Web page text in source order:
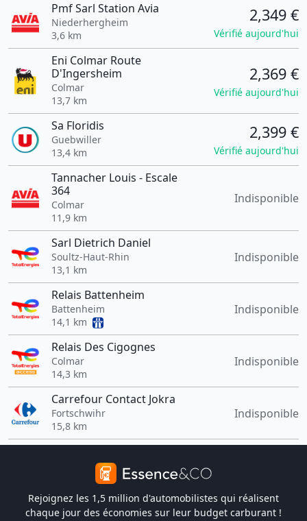
Pmf Sarl Station Avia
Niederhergheim
3,6 km
2,349 €
Vérifié aujourd'hui
Eni Colmar Route
D'Ingersheim
Colmar
13,7 km
2,369 €
Vérifié aujourd'hui
Sa Floridis
Guebwiller
13,4 km
2,399 €
Vérifié aujourd'hui
Tannacher Louis - Escale
364
Colmar
11,9 km
Indisponible
Sarl Dietrich Daniel
Soultz-Haut-Rhin
13,1 km
Indisponible
Relais Battenheim
Battenheim
14,1 km
Indisponible
Relais Des Cigognes
Colmar
14,3 km
Indisponible
Carrefour Contact Jokra
Fortschwihr
15,8 km
Indisponible
Rejoignez les 1,5 million d'automobilistes qui réalisent
chaque jour des économies sur leur budget carburant !